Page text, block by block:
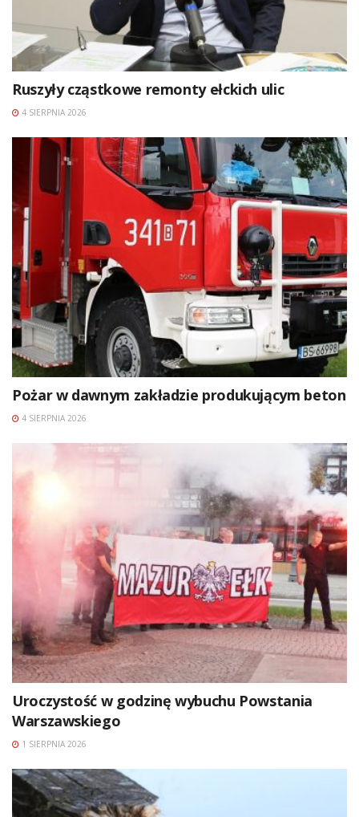
Ruszyły cząstkowe remonty ełckich ulic
4 SIERPNIA 2026
Pożar w dawnym zakładzie produkującym beton
4 SIERPNIA 2026
Uroczystość w godzinę wybuchu Powstania
Warszawskiego
1 SIERPNIA 2026